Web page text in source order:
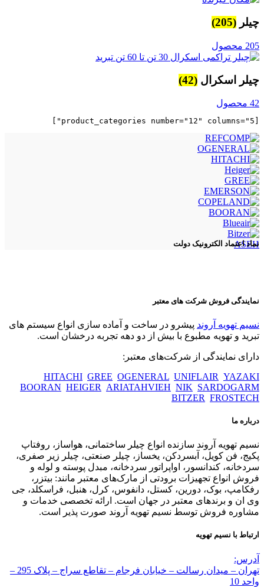
چیلر (205)
205 محصول
چیلر اسکرال (42)
42 محصول
ASEH
نماد اعتماد الکترونیک دولت
نمایندگی فروش شرکت های معتبر
نسیم تهویه آروند پیشرو در ساخت و آماده سازی انواع سیستم های
تبرید و تهویه مطبوع با بیش از دو دهه تجربه درخشان است.
دارای نمایندگی از شرکت‌های معتبر:
HITACHI GREE OGENERAL UNIFLAIR YAZAKI
BOORAN HEIGER ARIATAHVIEH NIK SARDOGARM
BITZER FROSTECH
درباره ما
نسیم تهویه آروند سازنده انواع چیلر ساختمانی، هواساز، روفتاپ
پکیج، فن کویل، آبسردکن، یخساز، چیلر صنعتی، چیلر زیر صفری،
سردخانه، کندانسور، اواپراتور سردخانه، مبدل پوسته و لوله و
فروش انواع تجهیزات برودتی از مارک‌های معتبر مانند: بیتزر،
رفکامپ، بوک، دورین، کستل، دانفوس، کرل، هنبل، فراسکلد، جی
وی ان و برندهای معتبر در جهان است. ارائه تخصصی خدمات و
مشاوره فروش توسط نسیم تهویه آروند صورت پذیر است.
ارتباط با نسیم تهویه
آدرس:
تهران – میدان رسالت – خیابان فرجام – تقاطع سراج – پلاک 295 –
واحد 10